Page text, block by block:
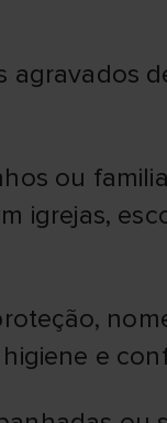
agravados
ou
igrejas,
e